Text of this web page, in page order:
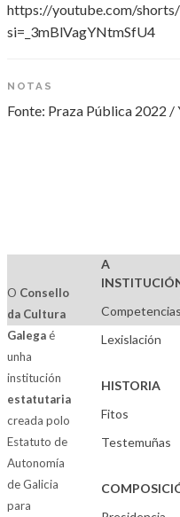
https://youtube.com/
si=_3mBlVagYNtmSfU4
NOTAS
Fonte: Praza Pública 2022 /
O Consello
da Cultura
Galegaé
unha
institución
estatutaria
creada polo
Estatuto de
Autonomía
de Galicia
para
A
Competencias
Lexislación
HISTORIA
Fitos
Testemuñas